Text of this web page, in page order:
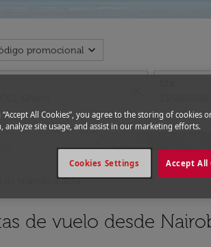
promocional expand_more
de Nairobi a Acra
de vuelo desde
destino) o interactúe con fechas
“Accept All Cookies”, you agree to the storing of cookies
analyze site usage, and assist in our marketing efforts.
Accept All
Cookies Settings